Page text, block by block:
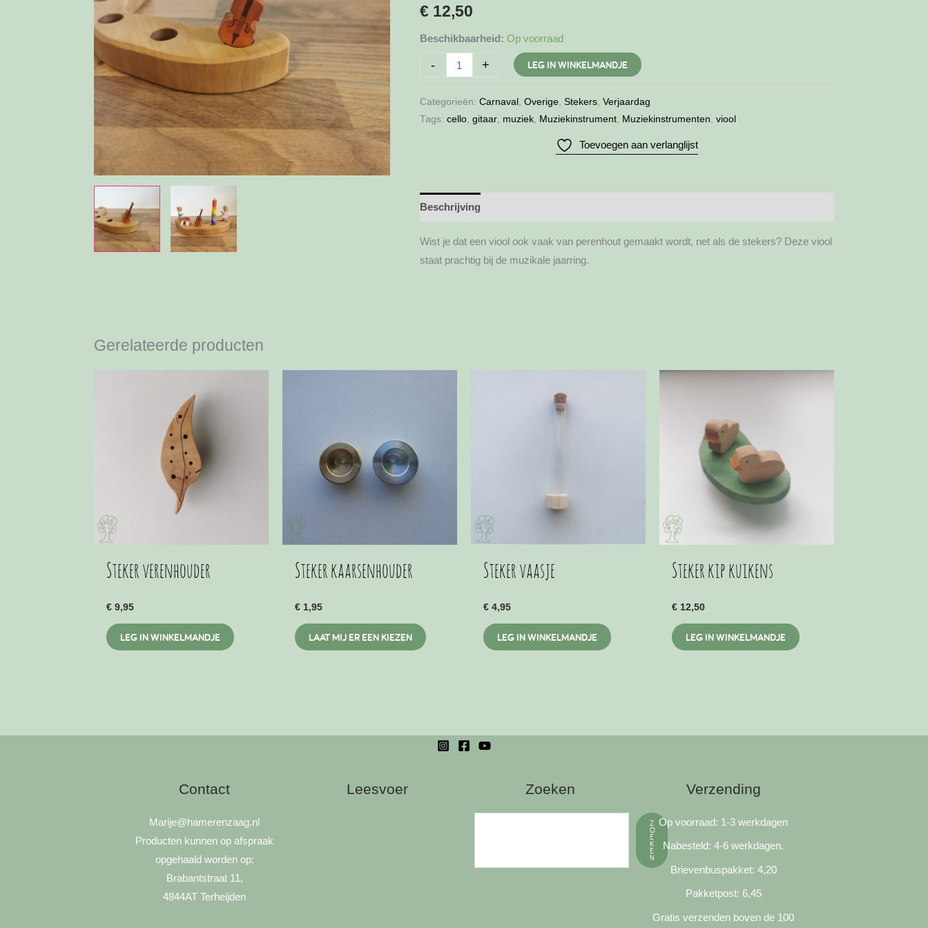
€12,50
Beschikbaarheid: Op voorraad
-
aantal
+ LEG IN WINKELMANDJE
Categorieën: Carnaval Overige, Stekers, Verjaardag
Tags: cello, gitaar, muziek, Muziekinstrument, Muziekinstrumenten viool
Toevoegen aan verlanglijst
Beschrijving
Wist je dat een viool ook vaak van perenhout gemaakt wordt, net als de stekers? Deze viool
staat prachtig bij de muzikale jaarring.
Gerelateerde producten
Steker verenhouder
€ 9,95
LEG IN WINKELMANDJE
Steker kaarsenhouder
€ 1,95
LAAT MIJ ER EEN KIEZEN
optie
Steker vaasje
€ 4,95
LEG IN WINKELMANDJE
Steker kip kuikens
€ 12,50
LEG IN WINKELMANDJE
Contact
Marije@hamerenzaag.nl
Producten kunnen op afspraak
opgehaald worden op:
Brabantstraat 11,
4844AT Terheijden
Leesvoer Zoeken
Z
O
E
K
E
N
Verzending
Op voorraad: 1-3 werkdagen
Nabesteld: 4-6 werkdagen.
Brievenbuspakket: 4,20
Pakketpost: 6,45
Gratis verzenden boven de 100